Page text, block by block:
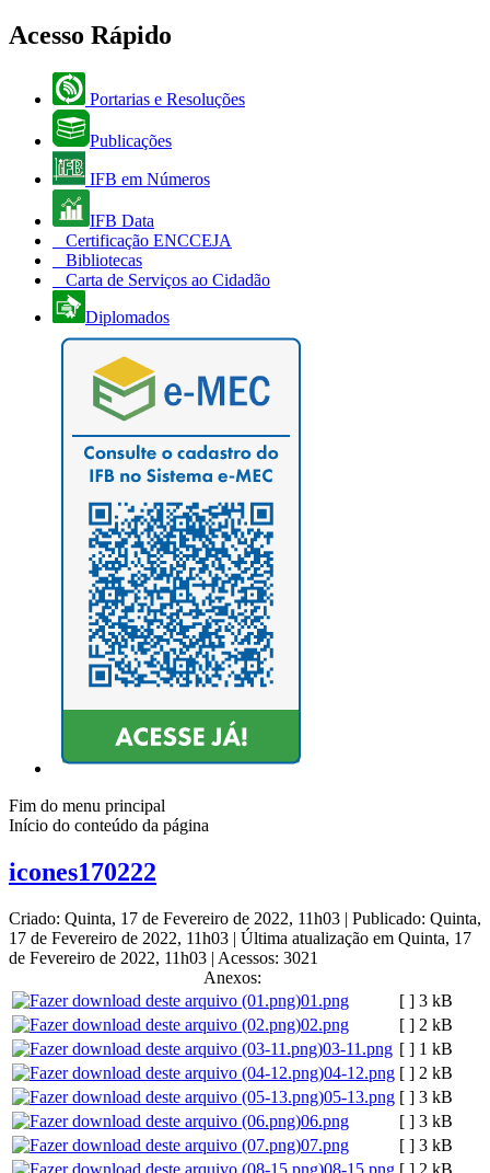
Acesso Rápido
Portarias e Resoluções
Publicações
IFB em Números
IFB Data
Certificação ENCCEJA
Bibliotecas
Carta de Serviços ao Cidadão
Diplomados
Fim do menu principal
Início do conteúdo da página
icones170222
Criado: Quinta, 17 de Fevereiro de 2022, 11h03 | Publicado: Quinta,
17 de Fevereiro de 2022, 11h03 | Última atualização em Quinta, 17
de Fevereiro de 2022, 11h03 | Acessos: 3021
Anexos:
01.png
[ ] 3 kB
02.png
[ ] 2 kB
03-11.png [ ] 1 kB
04-12.png [ ] 2 kB
05-13.png [ ] 3 kB
06.png
[ ] 3 kB
07.png
[ ] 3 kB
08-15.png [ ] 2 kB